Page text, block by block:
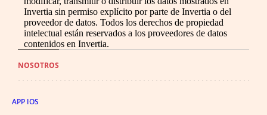
Invertia sin permiso explícito por parte de Invertia o del
proveedor de datos. Todos los derechos de propiedad
intelectual están reservados a los proveedores de datos
contenidos en Invertia.
NOSOTROS
APP IOS